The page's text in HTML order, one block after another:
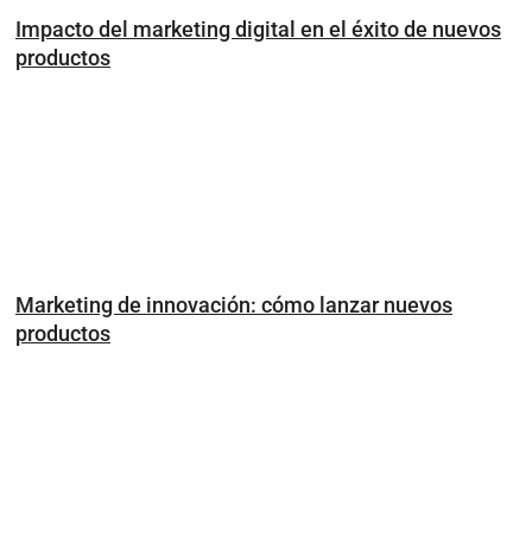
Impacto del marketing digital en el éxito de nuevos
productos
Marketing de innovación: cómo lanzar nuevos
productos